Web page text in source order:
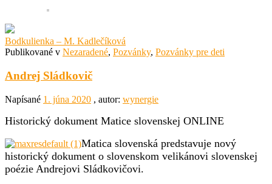
Bodkulienka – M. Kadlečíková
Publikované v Nezaradené, Pozvánky, Pozvánky pre deti
Andrej Sládkovič
Napísané 1. júna 2020 , autor: wynergie
Historický dokument Matice slovenskej ONLINE
Matica slovenská predstavuje nový
historický dokument o slovenskom velikánovi slovenskej
poézie Andrejovi Sládkovičovi.